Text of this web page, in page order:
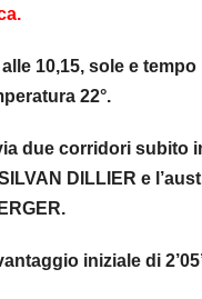
10,15, sole e tempo
22°.
due corridori subito
DILLIER e
iniziale di